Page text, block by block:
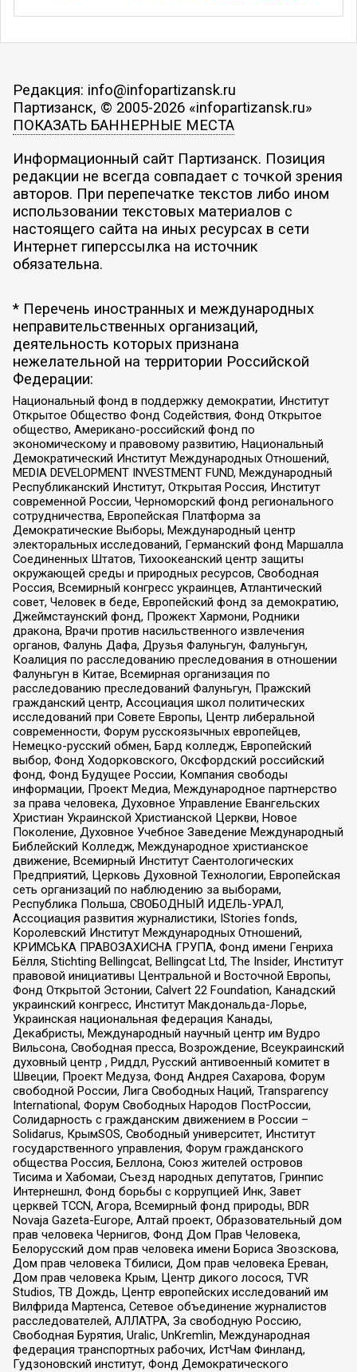
Редакция: info@infopartizansk.ru
Партизанск, © 2005-2026 «infopartizansk.ru»
ПОКАЗАТЬ БАННЕРНЫЕ МЕСТА
Информационный сайт Партизанск. Позиция
редакции не всегда совпадает с точкой зрения
авторов. При перепечатке текстов либо ином
использовании текстовых материалов с
настоящего сайта на иных ресурсах в сети
Интернет гиперссылка на источник
обязательна.
* Перечень иностранных и международных
неправительственных организаций,
деятельность которых признана
нежелательной на территории Российской
Федерации:
Национальный фонд в поддержку демократии, Институт
Открытое Общество Фонд Содействия, Фонд Открытое
общество, Американо-российский фонд по
экономическому и правовому развитию, Национальный
Демократический Институт Международных Отношений,
MEDIA DEVELOPMENT INVESTMENT FUND, Международный
Республиканский Институт, Открытая Россия, Институт
современной России, Черноморский фонд регионального
сотрудничества, Европейская Платформа за
Демократические Выборы, Международный центр
электоральных исследований, Германский фонд Маршалла
Соединенных Штатов, Тихоокеанский центр защиты
окружающей среды и природных ресурсов, Свободная
Россия, Всемирный конгресс украинцев, Атлантический
совет, Человек в беде, Европейский фонд за демократию,
Джеймстаунский фонд, Прожект Хармони, Родники
дракона, Врачи против насильственного извлечения
органов, Фалунь Дафа, Друзья Фалуньгун, Фалуньгун,
Коалиция по расследованию преследования в отношении
Фалуньгун в Китае, Всемирная организация по
расследованию преследований Фалуньгун, Пражский
гражданский центр, Ассоциация школ политических
исследований при Совете Европы, Центр либеральной
современности, Форум русскоязычных европейцев,
Немецко-русский обмен, Бард колледж, Европейский
выбор, Фонд Ходорковского, Оксфордский российский
фонд, Фонд Будущее России, Компания свободы
информации, Проект Медиа, Международное партнерство
за права человека, Духовное Управление Евангельских
Христиан Украинской Христианской Церкви, Новое
Поколение, Духовное Учебное Заведение Международный
Библейский Колледж, Международное христианское
движение, Всемирный Институт Саентологических
Предприятий, Церковь Духовной Технологии, Европейская
сеть организаций по наблюдению за выборами,
Республика Польша, СВОБОДНЫЙ ИДЕЛЬ-УРАЛ,
Ассоциация развития журналистики, IStories fonds,
Королевский Институт Международных Отношений,
КРИМСЬКА ПРАВОЗАХИСНА ГРУПА, Фонд имени Генриха
Бёлля, Stichting Bellingcat, Bellingcat Ltd, The Insider, Институт
правовой инициативы Центральной и Восточной Европы,
Фонд Открытой Эстонии, Calvert 22 Foundation, Канадский
украинский конгресс, Институт Макдональда-Лорье,
Украинская национальная федерация Канады,
Декабристы, Международный научный центр им Вудро
Вильсона, Свободная пресса, Возрождение, Всеукраинский
духовный центр , Риддл, Русский антивоенный комитет в
Швеции, Проект Медуза, Фонд Андрея Сахарова, Форум
свободной России, Лига Свободных Наций, Transparеncy
International, Форум Свободных Народов ПостРоссии,
Солидарность с гражданским движением в России –
Solidarus, КрымSOS, Свободный университет, Институт
государственного управления, Форум гражданского
общества Россия, Беллона, Союз жителей островов
Тисима и Хабомаи, Съезд народных депутатов, Гринпис
Интернешнл, Фонд борьбы с коррупцией Инк, Завет
церквей TCCN, Агора, Всемирный фонд природы, BDR
Novaja Gazeta-Europe, Алтай проект, Образовательный дом
прав человека Чернигов, Фонд Дом Прав Человека,
Белорусский дом прав человека имени Бориса Звозскова,
Дом прав человека Тбилиси, Дом прав человека Ереван,
Дом прав человека Крым, Центр дикого лосося, TVR
Studios, ТВ Дождь, Центр европейских исследований им
Вилфрида Мартенса, Сетевое объединение журналистов
расследователей, АЛЛАТРА, За свободную Россию,
Свободная Бурятия, Uralic, UnKremlin, Международная
федерация транспортных рабочих, ИстЧам Финланд,
Гудзоновский институт, Фонд Демократического